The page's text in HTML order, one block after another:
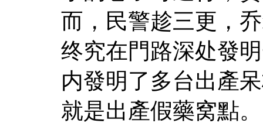
而，民警趁三更，
终究在門路深处發
内發明了多台出產
就是出產假藥窝點。